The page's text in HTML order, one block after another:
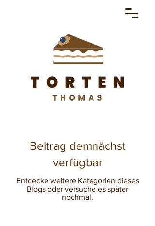
Beitrag demnächst
verfügbar
Entdecke weitere Kategorien dieses
Blogs oder versuche es später
nochmal.